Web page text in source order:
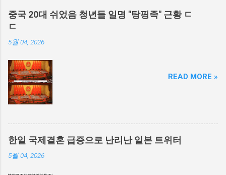
중국 20대 쉬었음 청년들 일명 "탕핑족" 근황 ㄷ
ㄷ
5월 04, 2026
READ MORE »
한일 국제결혼 급증으로 난리난 일본 트위터
5월 04, 2026